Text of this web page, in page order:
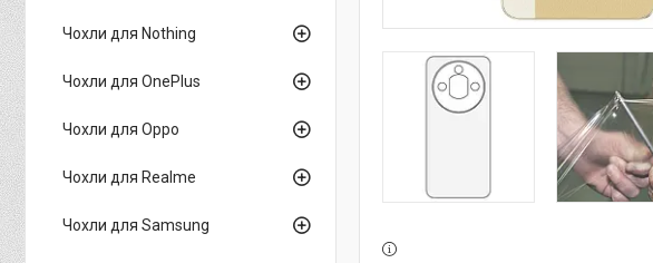
Чохли для Nothing
Чохли для OnePlus
Чохли для Oppo
Чохли для Realme
Чохли для Samsung